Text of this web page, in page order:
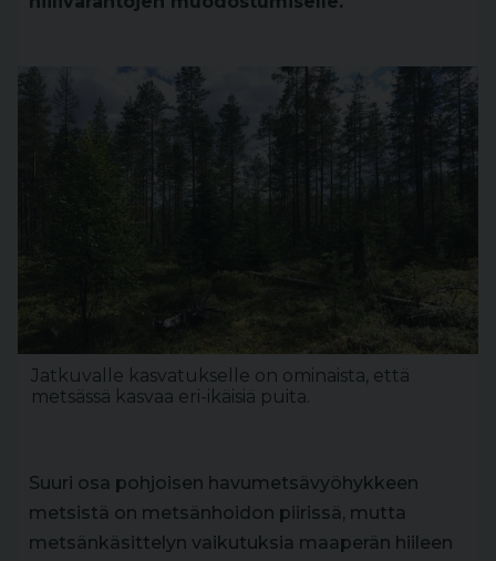
Jatkuvalle kasvatukselle on ominaista, että
metsässä kasvaa eri-ikäisiä puita.
Suuri osa pohjoisen havumetsävyöhykkeen
metsistä on metsänhoidon piirissä, mutta
metsänkäsittelyn vaikutuksia maaperän hiileen